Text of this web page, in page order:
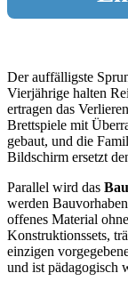
Der auffälligste
Vierjährige halten
ertragen das
Brettspiele mit
gebaut, und die
Bildschirm ersetzt
Parallel wird das
werden
offenes Material
Konstruktionssets,
einzigen
und ist pädagogisch